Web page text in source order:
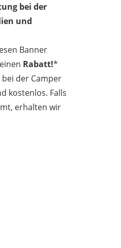
bei der
und
Banner
Rabatt!*
der Camper
kostenlos. Falls
erhalten wir